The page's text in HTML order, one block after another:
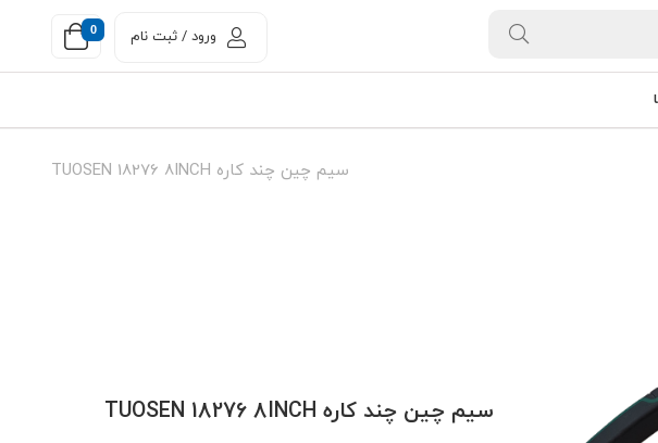
0 ورود / ثبت نام
سیم چین چند کاره TUOSEN 18276 8INCH
سیم چین چند کاره TUOSEN 18276 8INCH